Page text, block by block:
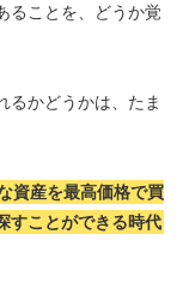
ることを、どうか覚
るかどうかは、たま
資産を最高価格で買
すことができる時代